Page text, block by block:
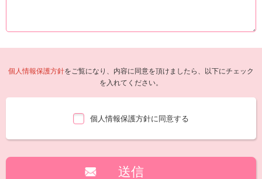
個人情報保護方針をご覧になり、内容に同意を頂けましたら、以下にチェック
を入れてください。
個人情報保護方針に同意する